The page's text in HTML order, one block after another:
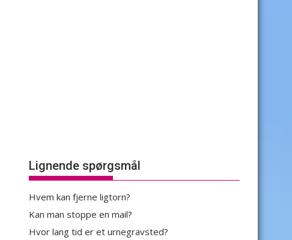
Lignende spørgsmål
Hvem kan fjerne ligtorn?
Kan man stoppe en mail?
Hvor lang tid er et urnegravsted?